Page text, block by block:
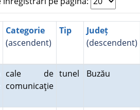
Categorie
(ascendent)
Tip
Județ
(descendent)
cale de
comunicaţie
tunel Buzău